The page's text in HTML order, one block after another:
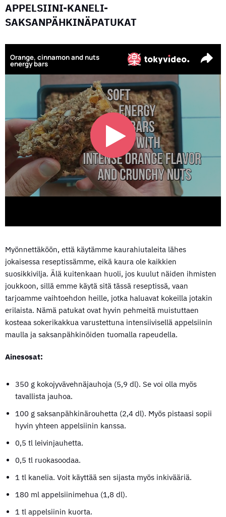
APPELSIINI-KANELI-
SAKSANPÄHKINÄPATUKAT
Myönnettäköön, että käytämme kaurahiutaleita lähes
jokaisessa reseptissämme, eikä kaura ole kaikkien
suosikkivilja. Älä kuitenkaan huoli, jos kuulut näiden ihmisten
joukkoon, sillä emme käytä sitä tässä reseptissä, vaan
tarjoamme vaihtoehdon heille, jotka haluavat kokeilla jotakin
erilaista. Nämä patukat ovat hyvin pehmeitä muistuttaen
kosteaa sokerikakkua varustettuna intensiivisellä appelsiinin
maulla ja saksanpähkinöiden tuomalla rapeudella.
Ainesosat:
350 g kokojyvävehnäjauhoja (5,9 dl). Se voi olla myös
tavallista jauhoa.
100 g saksanpähkinärouhetta (2,4 dl). Myös pistaasi sopii
hyvin yhteen appelsiinin kanssa.
0,5 tl leivinjauhetta.
0,5 tl ruokasoodaa.
1 tl kanelia. Voit käyttää sen sijasta myös inkivääriä.
180 ml appelsiinimehua (1,8 dl).
1 tl appelsiinin kuorta.